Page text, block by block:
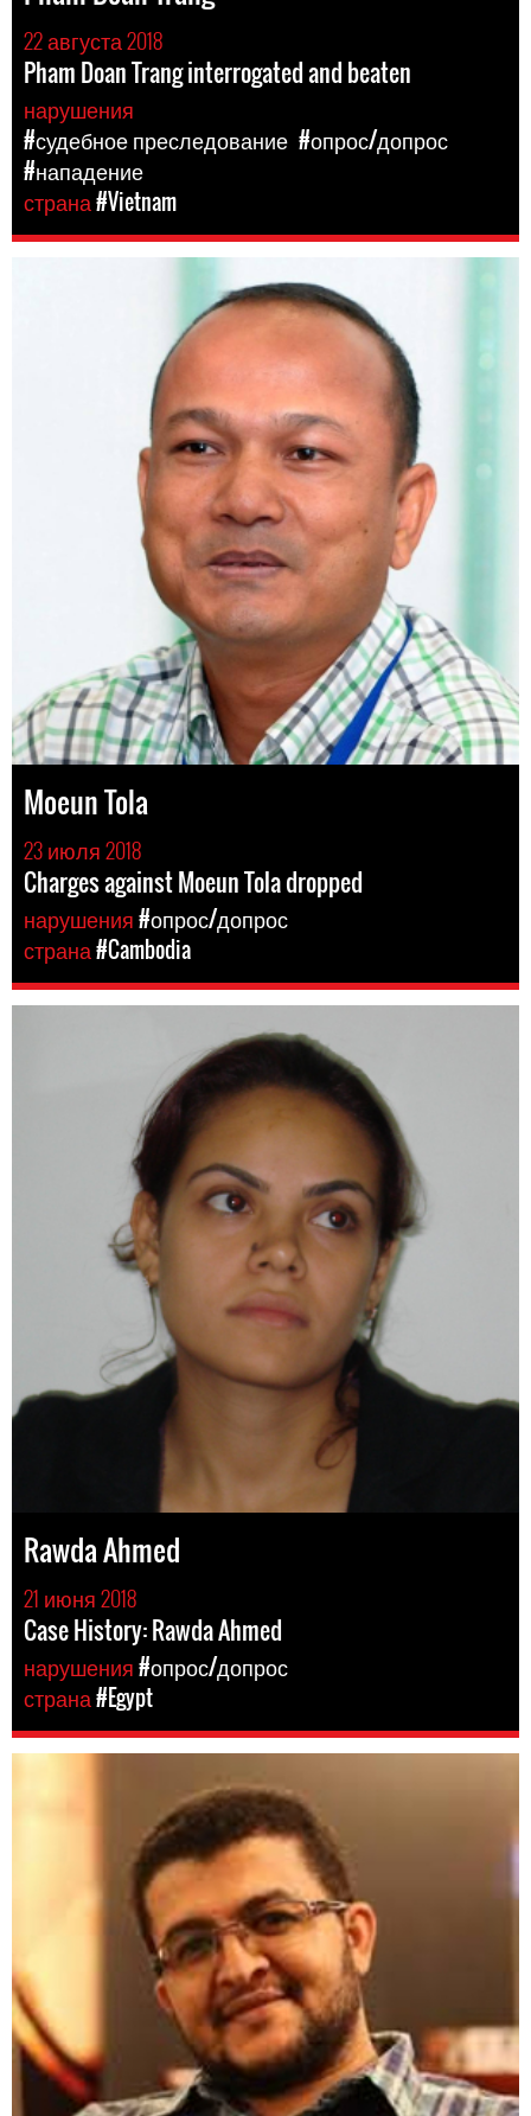
22 августа 2018
Pham Doan Trang interrogated and beaten
нарушения
#судебное преследование #опрос/допрос
#нападение
страна#Vietnam
Moeun Tola
23 июля 2018
Charges against Moeun Tola dropped
нарушения#опрос/допрос
страна#Cambodia
Rawda Ahmed
21 июня 2018
Case History: Rawda Ahmed
нарушения#опрос/допрос
страна#Egypt